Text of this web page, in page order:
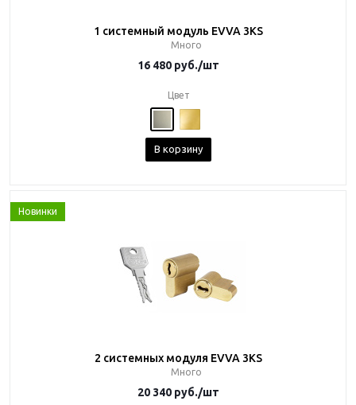
1 системный модуль EVVA 3KS
Много
16 480 руб./шт
Цвет
В корзину
Новинки
2 системных модуля EVVA 3KS
Много
20 340 руб./шт